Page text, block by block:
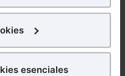
y contenidos de tu
esenciales